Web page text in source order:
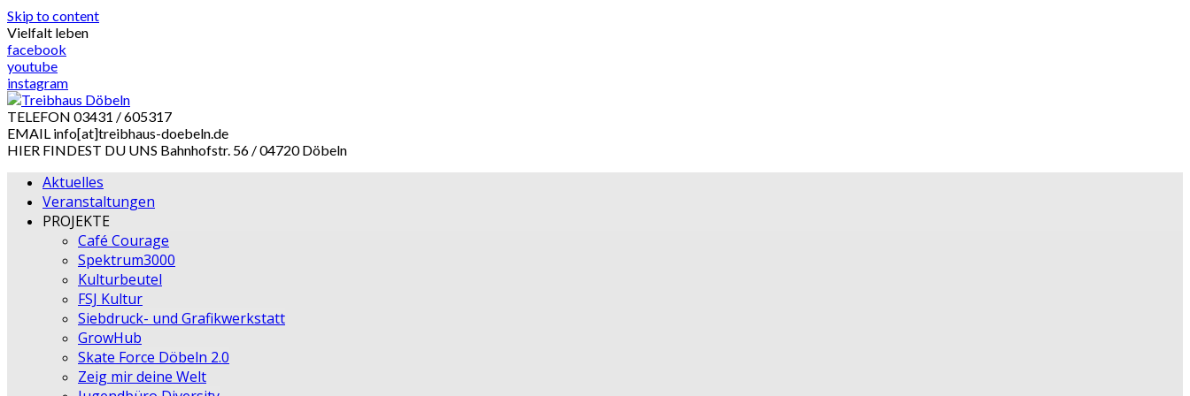
Skip to content
Vielfalt leben
facebook
youtube
instagram
TELEFON 03431 / 605317
EMAIL info[at]treibhaus-doebeln.de
HIER FINDEST DU UNS Bahnhofstr. 56 / 04720 Döbeln
Aktuelles
Veranstaltungen
PROJEKTE
Café Courage
Spektrum3000
Kulturbeutel
FSJ Kultur
Siebdruck- und Grafikwerkstatt
GrowHub
Skate Force Döbeln 2.0
Zeig mir deine Welt